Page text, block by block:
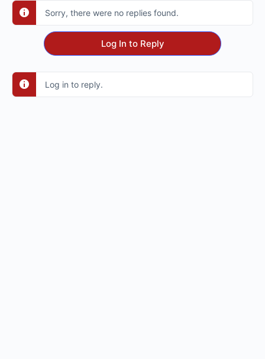
Sorry, there were no replies found.
Log In to Reply
Log in to reply.